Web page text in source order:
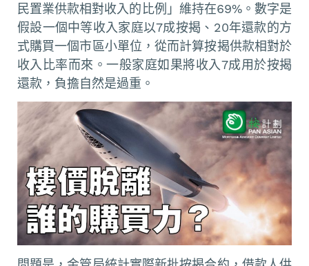
民置業供款相對收入的比例」維持在69%。數字是
假設一個中等收入家庭以7成按揭、20年還款的方
式購買一個市區小單位，從而計算按揭供款相對於
收入比率而來。一般家庭如果將收入7成用於按揭
還款，負擔自然是過重。